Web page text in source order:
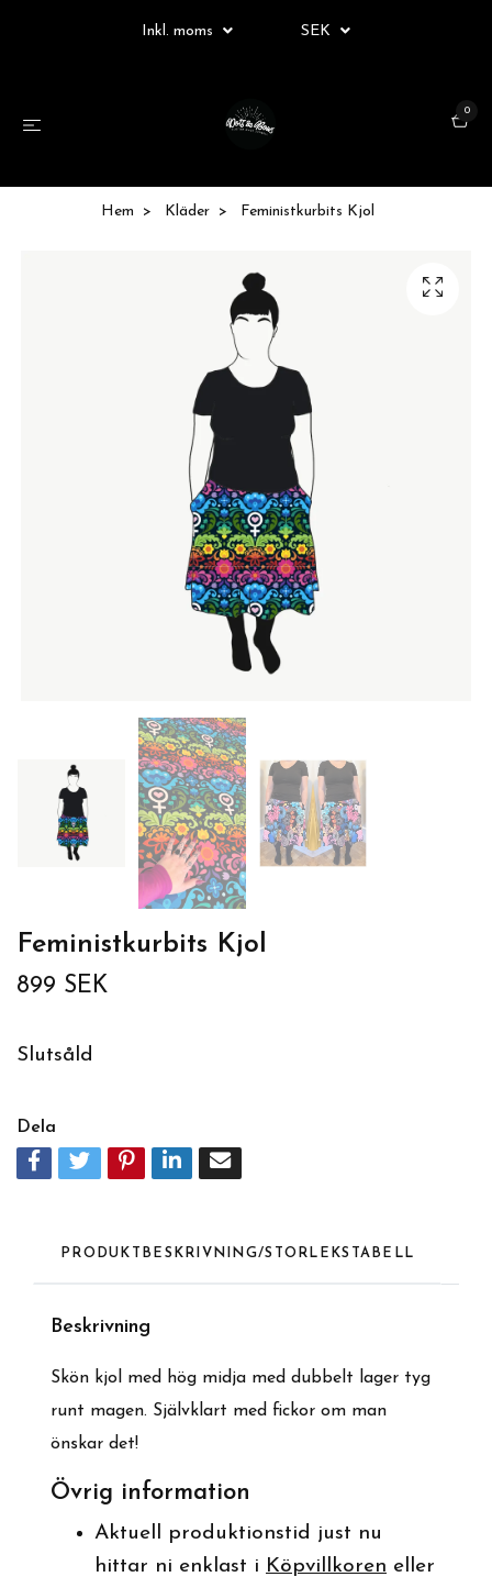
Inkl. moms SEK
0
Hem Kläder Feministkurbits Kjol
Feministkurbits Kjol
899 SEK
Slutsåld
Dela
PRODUKTBESKRIVNING/STORLEKSTABELL
Beskrivning
Skön kjol med hög midja med dubbelt lager tyg
runt magen. Självklart med fickor om man
önskar det!
Övrig information
Aktuell produktionstid just nu
hittar ni enklast i Köpvillkoren eller